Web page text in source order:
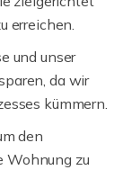
erreichen.
und unser
da wir
kümmern.
den
Wohnung zu